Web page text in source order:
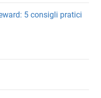
5 consigli pratici